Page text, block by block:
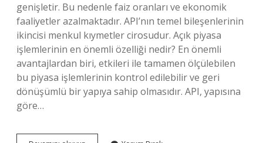
genişletir. Bu nedenle faiz oranları ve ekonomik
faaliyetler azalmaktadır. API’nın temel bileşenlerinin
ikincisi menkul kıymetler cirosudur. Açık piyasa
işlemlerinin en önemli özelliği nedir? En önemli
avantajlardan biri, etkileri ile tamamen ölçülebilen
bu piyasa işlemlerinin kontrol edilebilir ve geri
dönüşümlü bir yapıya sahip olmasıdır. API, yapısına
göre…